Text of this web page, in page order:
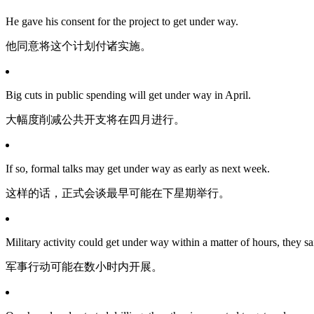
He gave his consent for the project to get under way.
他同意将这个计划付诸实施。
Big cuts in public spending will get under way in April.
大幅度削减公共开支将在四月进行。
If so, formal talks may get under way as early as next week.
这样的话，正式会谈最早可能在下星期举行。
Military activity could get under way within a matter of hours, they
军事行动可能在数小时内开展。